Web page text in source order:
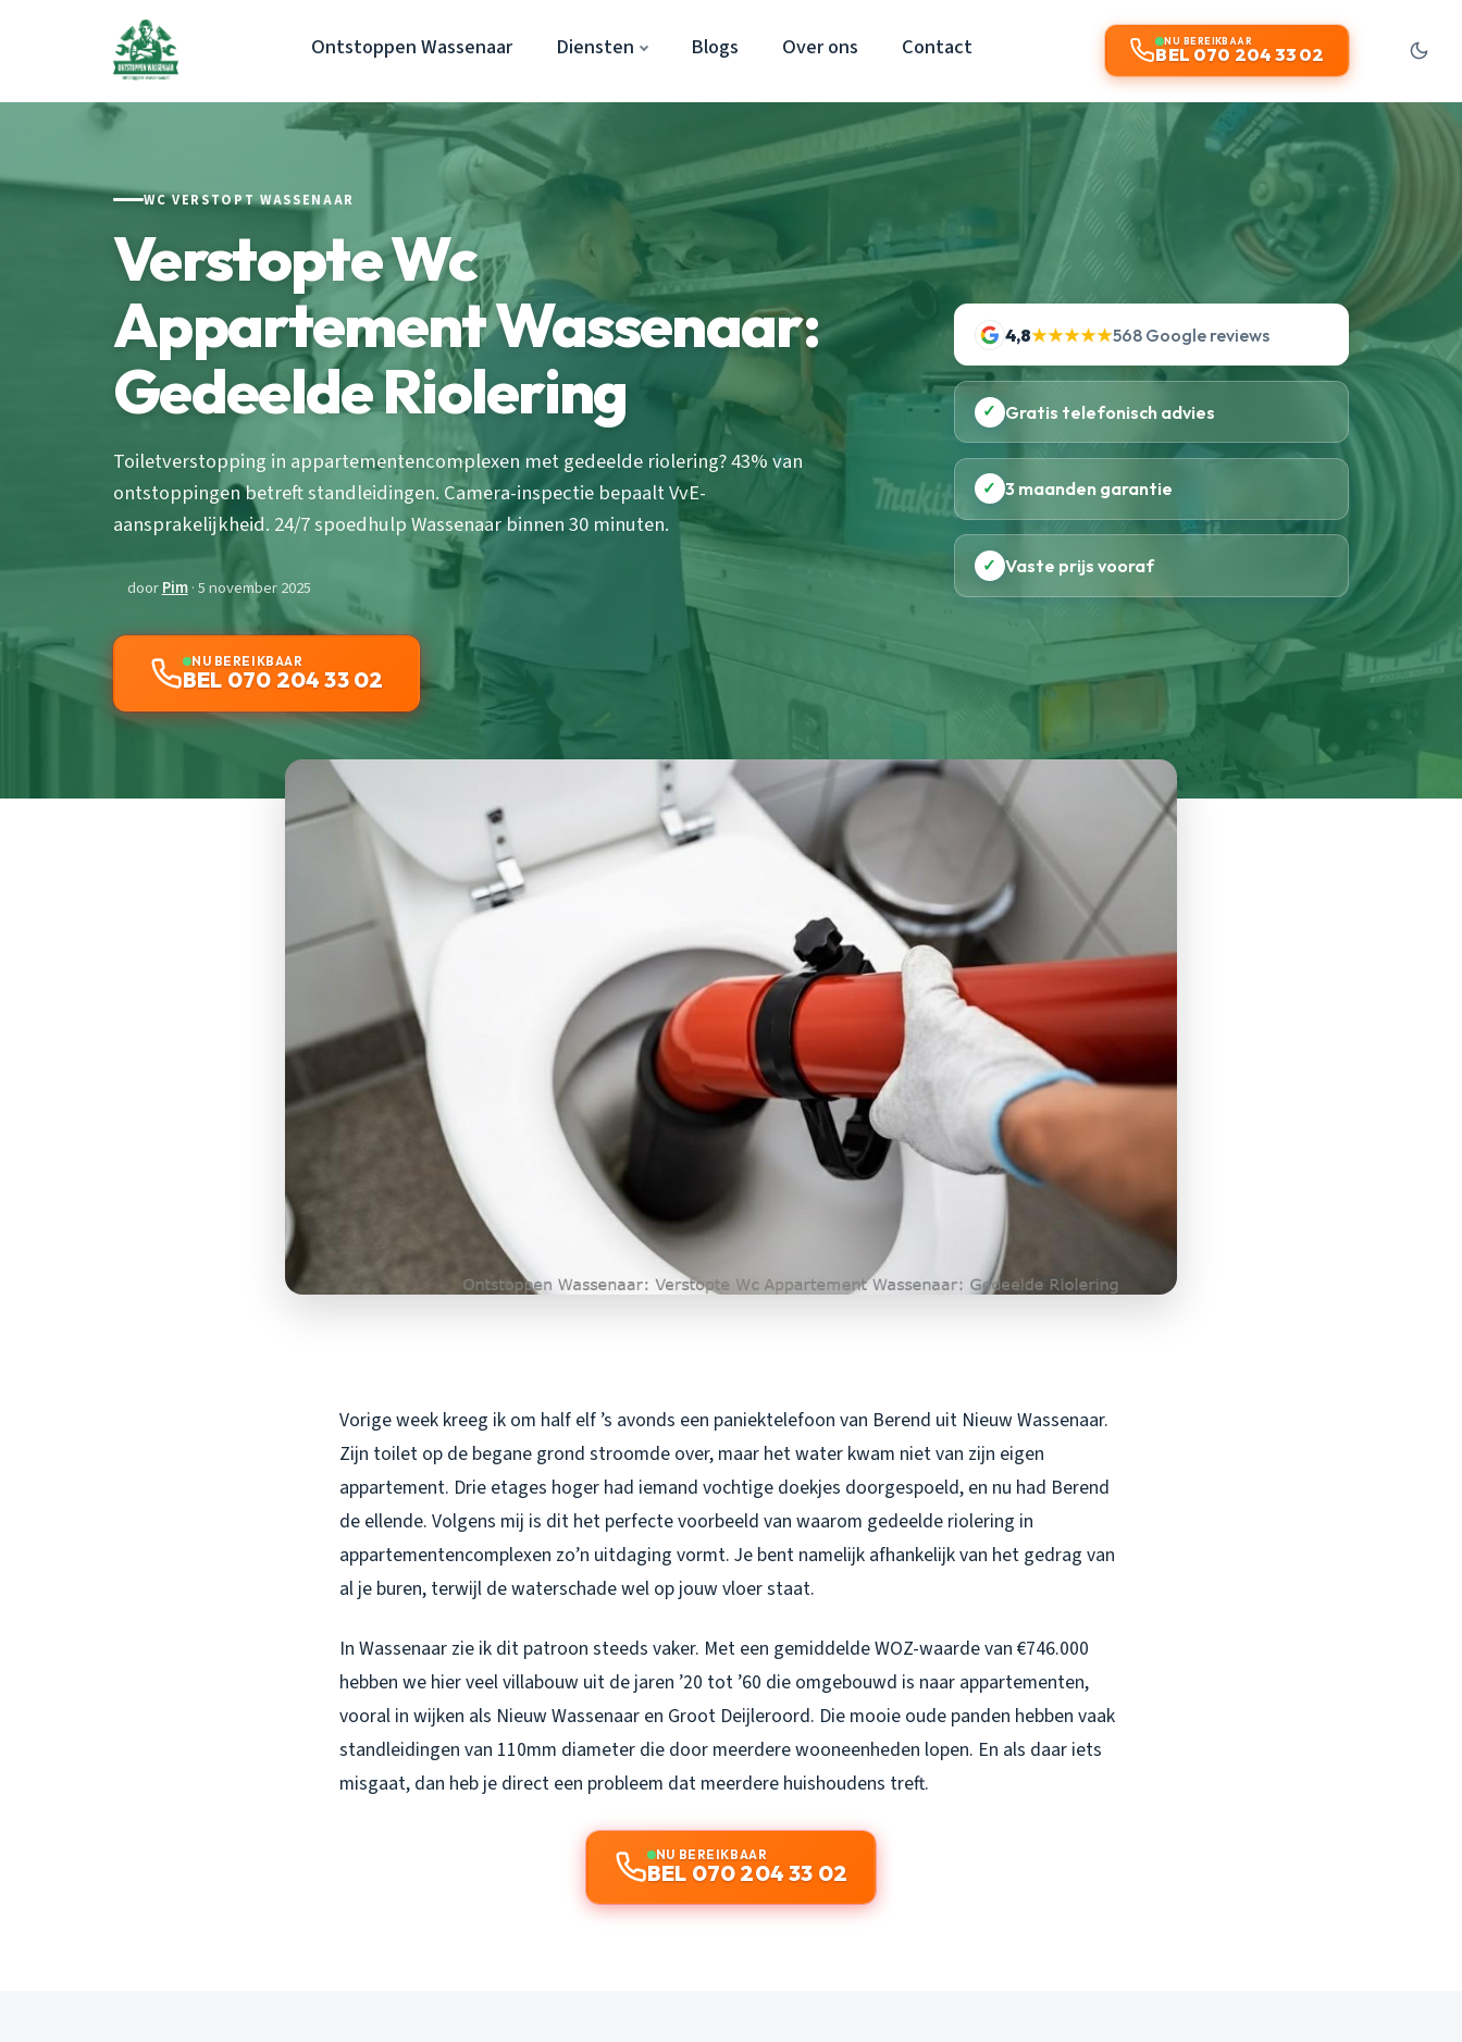
Ontstoppen Wassenaar Diensten Blogs Over ons Contact NU BEREIKBAAR
BEL 070 204 33 02
WC VERSTOPT WASSENAAR
Verstopte Wc
Appartement Wassenaar:
Gedeelde Riolering
Toiletverstopping in appartementencomplexen met gedeelde riolering? 43% van
ontstoppingen betreft standleidingen. Camera-inspectie bepaalt VvE-
aansprakelijkheid. 24/7 spoedhulp Wassenaar binnen 30 minuten.
doorPim· 5 november 2025
NU BEREIKBAAR
BEL 070 204 33 02
4,8★★★★★568 Google reviews
✓ Gratis telefonisch advies
✓ 3 maanden garantie
✓ Vaste prijs vooraf
Vorige week kreeg ik om half elf ’s avonds een paniektelefoon van Berend uit Nieuw Wassenaar.
Zijn toilet op de begane grond stroomde over, maar het water kwam niet van zijn eigen
appartement. Drie etages hoger had iemand vochtige doekjes doorgespoeld, en nu had Berend
de ellende. Volgens mij is dit het perfecte voorbeeld van waarom gedeelde riolering in
appartementencomplexen zo’n uitdaging vormt. Je bent namelijk afhankelijk van het gedrag van
al je buren, terwijl de waterschade wel op jouw vloer staat.
In Wassenaar zie ik dit patroon steeds vaker. Met een gemiddelde WOZ-waarde van €746.000
hebben we hier veel villabouw uit de jaren ’20 tot ’60 die omgebouwd is naar appartementen,
vooral in wijken als Nieuw Wassenaar en Groot Deijleroord. Die mooie oude panden hebben vaak
standleidingen van 110mm diameter die door meerdere wooneenheden lopen. En als daar iets
misgaat, dan heb je direct een probleem dat meerdere huishoudens treft.
NU BEREIKBAAR
BEL 070 204 33 02